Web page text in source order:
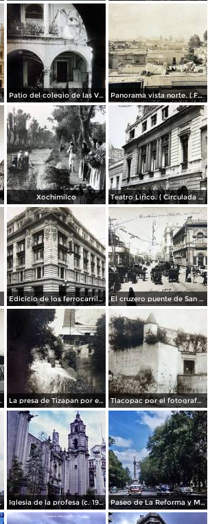
Brehme.. Patio del colegio de las Vizcainas por el fotografo Hugo Brehme. Panorama vista norte. ( Fechada el 20 de Junio de 1905 ).
Xochimilco Teatro Lirico. ( Circulada el 1 de Agosto de 1926 ).
Edicicio de los ferrocarriles. El cruzero puente de San Francisco y Guardiola por el fotografo Felix Miret.
Felix Miret La presa de Tizapan por el fotografo Fernando Kososky. ( Circulada el 22 de Diembre de 1910 ). Tlacopac por el fotografo Hugo Brehme.
1950. Iglesia de la profesa (c. 1950) Paseo de La Reforma y Mto a La Independencia 1950